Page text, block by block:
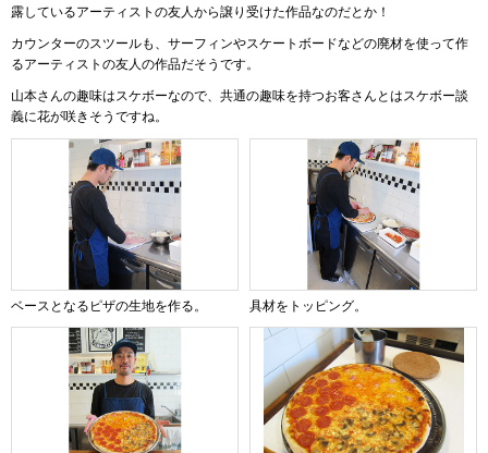
露しているアーティストの友人から譲り受けた作品なのだとか！
カウンターのスツールも、サーフィンやスケートボードなどの廃材を使って作
るアーティストの友人の作品だそうです。
山本さんの趣味はスケボーなので、共通の趣味を持つお客さんとはスケボー談
義に花が咲きそうですね。
ベースとなるピザの生地を作る。 具材をトッピング。